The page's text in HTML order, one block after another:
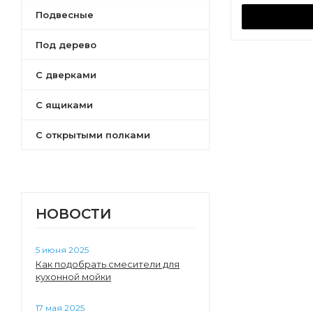
Стоун
Лондри
Флай
Верди PRO
Ривьера
Сохо
Оливия
Марти
Севилья
Подвесные
Под дерево
С дверками
С ящиками
С открытыми полками
НОВОСТИ
5 июня 2025
Как подобрать смесители для
кухонной мойки
17 мая 2025